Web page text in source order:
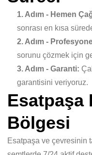
1. Adım - Hemen
sonrası en kısa
2. Adım -
sorunu çözmek için
3. Adım - Garanti:
garantisini veriyoruz.
Esatpaşa
Bölgesi
Esatpaşa ve çevresinin